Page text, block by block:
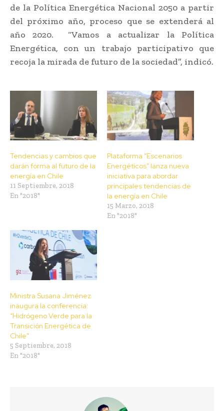
de la Política Energética Nacional 2050 a partir
del próximo año, proceso que se extenderá al
año 2020. “Vamos a actualizar la Política
Energética, con un trabajo participativo que
recoja la mirada de futuro de la sociedad”, indicó.
Tendencias y cambios que
darán forma al futuro de la
energía en Chile
11 Septiembre, 2018
En "2018"
Plataforma “Escenarios
Energéticos” lanza nueva
iniciativa para abordar
principales tendencias de
la energía en Chile
15 Marzo, 2018
En "2018"
Ministra Susana Jiménez
inaugura la conferencia:
“Hidrógeno Verde para la
Transición Energética de
Chile”
5 Septiembre, 2018
En "2018"